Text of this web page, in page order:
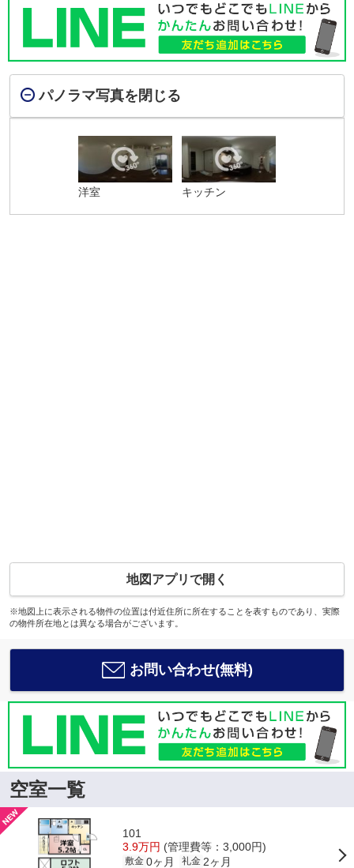
パノラマ写真を閉じる
洋室 キッチン
地図アプリで開く
※地図上に表示される物件の位置は付近住所に所在することを表すものであり、実際
の物件所在地とは異なる場合がございます。
お問い合わせ(無料)
空室一覧
101
3.9万円 (管理費等：3,000円)
敷金 0ヶ月 礼金 2ヶ月